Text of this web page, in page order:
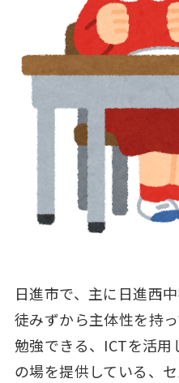
日進市で、主に日進西
徒みずから主体性を持
勉強できる、ICTを活
の場を提供している、